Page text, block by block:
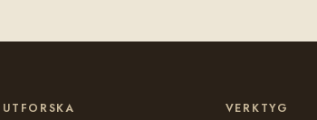
UTFORSKA VERKTYG